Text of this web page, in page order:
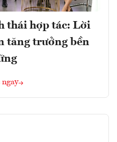
thái hợp tác: Lời
tăng trưởng bền